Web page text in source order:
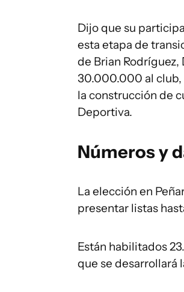
Dijo que su
esta etapa de
de Brian
30.000.000 al club,
la construcción de
Deportiva.
Números y
La elección en
presentar listas
Están habilitados
que se desarrollará